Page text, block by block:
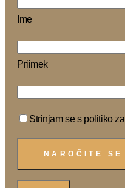
Ime
Priimek
Strinjam se s politiko